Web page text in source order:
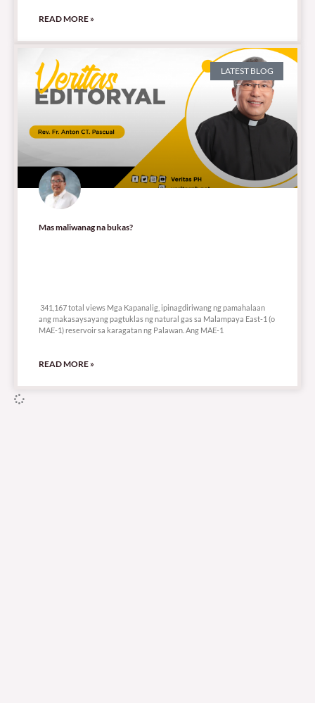
READ MORE »
LATEST BLOG
Mas maliwanag na bukas?
341,167 total views Mga Kapanalig, ipinagdiriwang ng pamahalaan
ang makasaysayang pagtuklas ng natural gas sa Malampaya East-1 (o
MAE-1) reservoir sa karagatan ng Palawan. Ang MAE-1
READ MORE »